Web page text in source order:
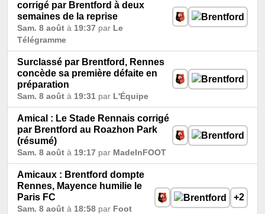
corrigé par Brentford à deux
semaines de la reprise
Sam. 8 août à 19:37 par Le
Télégramme
Surclassé par Brentford, Rennes
concède sa première défaite en
préparation
Sam. 8 août à 19:31 par L'Équipe
Amical : Le Stade Rennais corrigé
par Brentford au Roazhon Park
(résumé)
Sam. 8 août à 19:17 par MadeInFOOT
Amicaux : Brentford dompte
Rennes, Mayence humilie le
Paris FC
Sam. 8 août à 18:58 par Foot
+2